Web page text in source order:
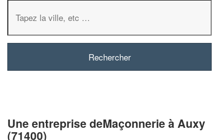
Une entreprise deMaçonnerie à Auxy
(71400)
Vous êtes un
professionnel ?
nouveaux clients!